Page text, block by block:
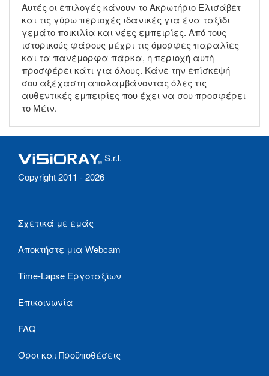
Αυτές οι επιλογές κάνουν το Ακρωτήριο Ελισάβετ
και τις γύρω περιοχές ιδανικές για ένα ταξίδι
γεμάτο ποικιλία και νέες εμπειρίες. Από τους
ιστορικούς φάρους μέχρι τις όμορφες παραλίες
και τα πανέμορφα πάρκα, η περιοχή αυτή
προσφέρει κάτι για όλους. Κάνε την επίσκεψή
σου αξέχαστη απολαμβάνοντας όλες τις
αυθεντικές εμπειρίες που έχει να σου προσφέρει
το Μέιν.
S.r.l.
Copyright 2011 - 2026
Σχετικά με εμάς
Αποκτήστε μια Webcam
Time-Lapse Εργοταξίων
Επικοινωνία
FAQ
Όροι και Προϋποθέσεις